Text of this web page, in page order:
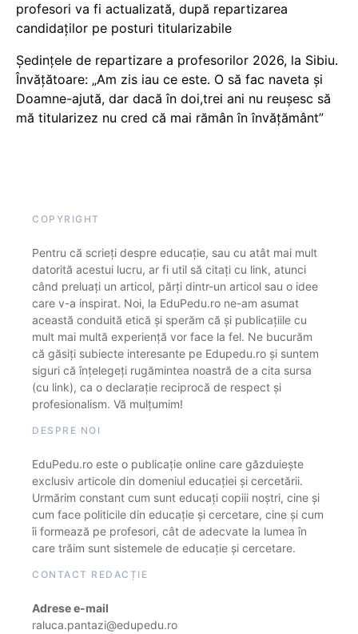
profesori va fi actualizată, după repartizarea
candidaților pe posturi titularizabile
Ședințele de repartizare a profesorilor 2026, la Sibiu.
Învățătoare: „Am zis iau ce este. O să fac naveta și
Doamne-ajută, dar dacă în doi,trei ani nu reușesc să
mă titularizez nu cred că mai rămân în învățământ”
COPYRIGHT
Pentru că scrieți despre educație, sau cu atât mai mult
datorită acestui lucru, ar fi util să citați cu link, atunci
când preluați un articol, părți dintr-un articol sau o idee
care v-a inspirat. Noi, la EduPedu.ro ne-am asumat
această conduită etică și sperăm că și publicațiile cu
mult mai multă experiență vor face la fel. Ne bucurăm
că găsiți subiecte interesante pe Edupedu.ro și suntem
siguri că înțelegeți rugămintea noastră de a cita sursa
(cu link), ca o declarație reciprocă de respect și
profesionalism. Vă mulțumim!
DESPRE NOI
EduPedu.ro este o publicație online care găzduiește
exclusiv articole din domeniul educației și cercetării.
Urmărim constant cum sunt educați copiii noștri, cine și
cum face politicile din educație și cercetare, cine și cum
îi formează pe profesori, cât de adecvate la lumea în
care trăim sunt sistemele de educație și cercetare.
CONTACT REDACȚIE
Adrese e-mail
raluca.pantazi@edupedu.ro